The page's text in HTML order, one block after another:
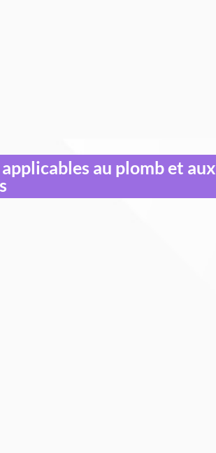
au plomb et aux